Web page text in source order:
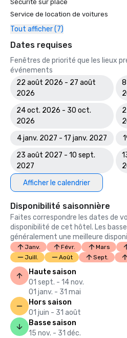
Sécurité sur place
Service de location de voitures
Tout afficher (7)
Dates requises
Fenêtres de priorité que les lieux
événements
22 août 2026 - 27 août
2026
24 oct. 2026 - 30 oct.
2026
4 janv. 2027 - 17 janv. 2027
23 août 2027 - 10 sept.
2027
Afficher le calendrier
Disponibilité saisonnière
Faites correspondre les dates de
disponibilité de cet hôtel. Les
généralement une meilleure
Janv. Févr. Mars
Juill.
Août Sept.
Haute saison
01 sept. - 14 nov.
01 janv. - 31 mai
Hors saison
01 juin - 31 août
Basse saison
15 nov. - 31 déc.